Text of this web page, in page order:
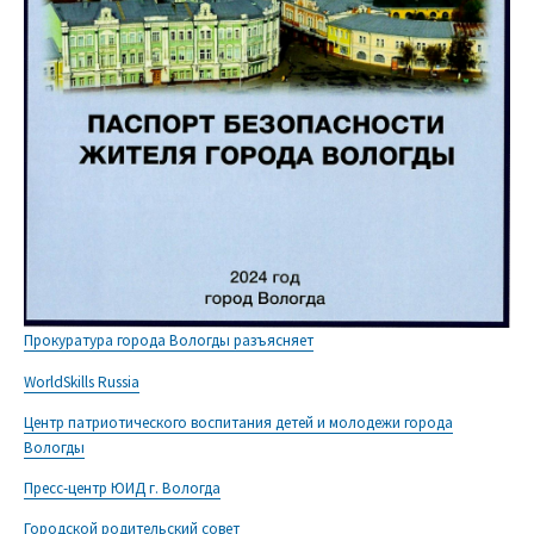
Прокуратура города Вологды разъясняет
WorldSkills Russia
Центр патриотического воспитания детей и молодежи города
Вологды
Пресс-центр ЮИД г. Вологда
Городской родительский совет